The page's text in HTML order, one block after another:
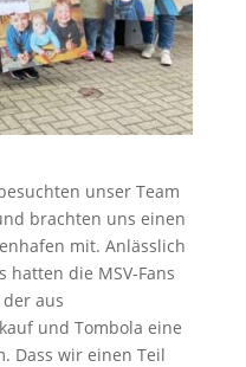
unser Team
brachten uns einen
mit. Anlässlich
hatten die MSV-Fans
aus
und Tombola eine
Dass wir einen Teil